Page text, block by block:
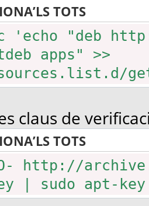
TOTS
'echo "deb
apps" >>
claus de
TOTS
http://
| sudo apt-